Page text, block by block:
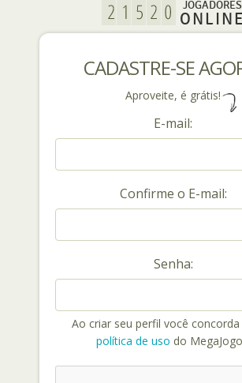
JOGADORES
ONLINE
CADASTRE-SE
Aproveite, é grátis!
E-mail:
Confirme o E-mail:
Senha:
Ao criar seu perfil você
política de uso do